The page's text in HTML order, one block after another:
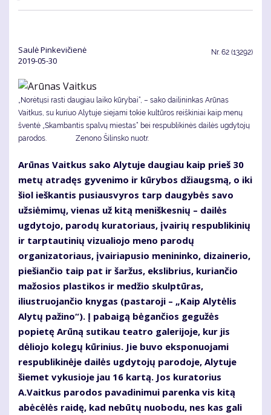
Saulė Pinkevičienė
2019-05-30
Nr. 62 (13292)
„Norėtųsi rasti daugiau laiko kūrybai“, – sako dailininkas Arūnas
Vaitkus, su kuriuo Alytuje siejami tokie kultūros reiškiniai kaip menų
šventė „Skambantis spalvų miestas“ bei respublikinės dailės ugdytojų
parodos. Zenono Šilinsko nuotr.
Arūnas Vaitkus sako Alytuje daugiau kaip prieš 30
metų atradęs gyvenimo ir kūrybos džiaugsmą, o iki
šiol ieškantis pusiausvyros tarp daugybės savo
užsiėmimų, vienas už kitą meniškesnių – dailės
ugdytojo, parodų kuratoriaus, įvairių respublikinių
ir tarptautinių vizualiojo meno parodų
organizatoriaus, įvairiapusio menininko, dizainerio,
piešiančio taip pat ir šaržus, ekslibrius, kuriančio
mažosios plastikos ir medžio skulptūras,
iliustruojančio knygas (pastaroji – „Kaip Alytėlis
Alytų pažino“). Į pabaigą bėgančios gegužės
popietę Arūną sutikau teatro galerijoje, kur jis
dėliojo kolegų kūrinius. Jie buvo eksponuojami
respublikinėje dailės ugdytojų parodoje, Alytuje
šiemet vykusioje jau 16 kartą. Jos kuratorius
A.Vaitkus parodos pavadinimui parenka vis kitą
abėcėlės raidę, kad nebūtų nuobodu, nes kas gali